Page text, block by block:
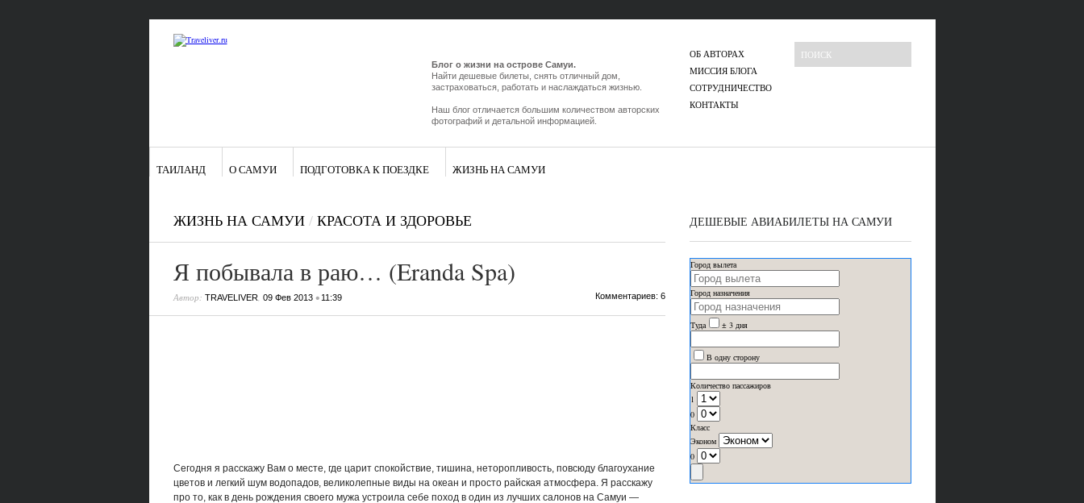
Блог о жизни на острове Самуи.
Найти дешевые билеты, снять отличный дом,
застраховаться, работать и наслаждаться жизнью.
Наш блог отличается большим количеством авторских
фотографий и детальной информацией.
ОБ АВТОРАХ
МИССИЯ БЛОГА
СОТРУДНИЧЕСТВО
КОНТАКТЫ
ТАИЛАНД О САМУИ ПОДГОТОВКА К ПОЕЗДКЕ ЖИЗНЬ НА САМУИ
ЖИЗНЬ НА САМУИ / КРАСОТА И ЗДОРОВЬЕ
Я побывала в раю… (Eranda Spa)
Автор: TRAVELIVER, 09 Фев 2013• 11:39 Комментариев: 6
Сегодня я расскажу Вам о месте, где царит спокойствие, тишина, неторопливость, повсюду благоухание
цветов и легкий шум водопадов, великолепные виды на океан и просто райская атмосфера. Я расскажу
про то, как в день рождения своего мужа устроила себе поход в один из лучших салонов на Самуи —
ДЕШЕВЫЕ АВИАБИЛЕТЫ НА САМУИ
Город вылета
Город назначения
Туда ± 3 дня
В одну сторону
Количество пассажиров
1
0
Класс
Эконом
0